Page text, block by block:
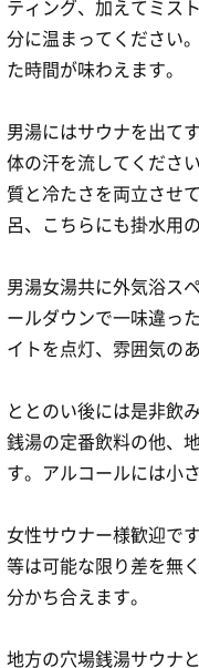
ティング、加えてミス
分に温まってください
た時間が味わえます。
男湯にはサウナを出て
体の汗を流してくださ
質と冷たさを両立させ
呂、こちらにも掛水用
男湯女湯共に外気浴ス
ールダウンで一味違っ
イトを点灯、雰囲気の
ととのい後には是非飲
銭湯の定番飲料の他、
す。アルコールには小
女性サウナー様歓迎で
等は可能な限り差を無
分かち合えます。
地方の穴場銭湯サウナ